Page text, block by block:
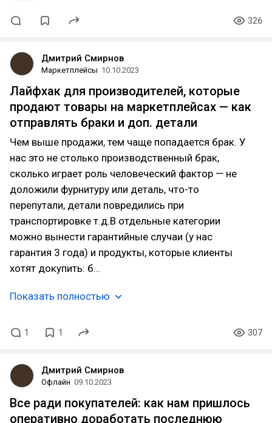
326
Дмитрий Смирнов
Маркетплейсы 10.10.2023
Лайфхак для производителей, которые
продают товары на маркетплейсах — как
отправлять браки и доп. детали
Чем выше продажи, тем чаще попадается брак. У
нас это не столько производственный брак,
сколько играет роль человеческий фактор — не
доложили фурнитуру или деталь, что-то
перепутали, детали повредились при
транспортировке т.д.В отдельные категории
можно вынести гарантийные случаи (у нас
гарантия 3 года) и продукты, которые клиенты
хотят докупить: б…
Показать полностью
1 1 307
Дмитрий Смирнов
Офлайн 09.10.2023
Все ради покупателей: как нам пришлось
оперативно доработать последнюю